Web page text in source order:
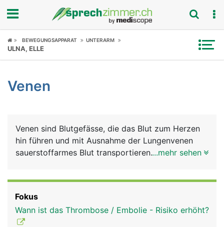
Fokus
Symptome
News
Rubriken
BEWEGUNGSAPPARAT UNTERARM
ULNA, ELLE
Venen
Venen sind Blutgefässe, die das Blut zum Herzen
hin führen und mit Ausnahme der Lungenvenen
sauerstoffarmes Blut transportieren. Der Blutdruck
...mehr sehen
Fokus
Wann ist das Thrombose / Embolie - Risiko erhöht?